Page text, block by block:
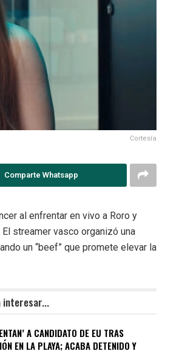
Cortesía
Comparte Whatsapp
al enfrentar en vivo a Roro y
streamer vasco organizó una
un “beef” que promete elevar la
interesar...
A CANDIDATO DE EU TRAS
EN LA PLAYA; ACABA DETENIDO Y